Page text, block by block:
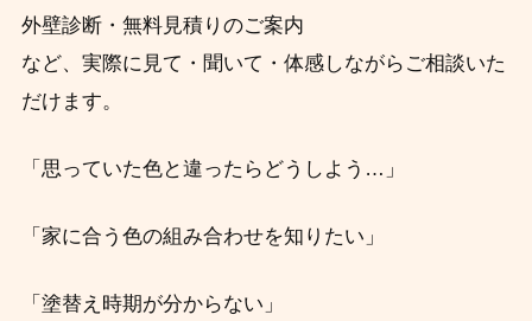
外壁診断・無料見積りのご案内
など、実際に見て・聞いて・体感しながらご相談いた
だけます。
「思っていた色と違ったらどうしよう…」
「家に合う色の組み合わせを知りたい」
「塗替え時期が分からない」